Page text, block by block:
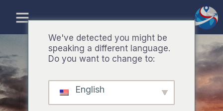
contenu
We've detected you might be
speaking a different language.
Do you want to change to:
English